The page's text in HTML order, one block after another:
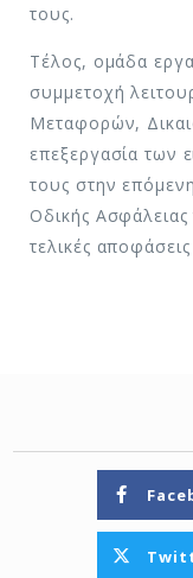
τους.
Τέλος, ομάδα
συμμετοχή
Μεταφορών,
επεξεργασία των
τους στην
Οδικής
τελικές